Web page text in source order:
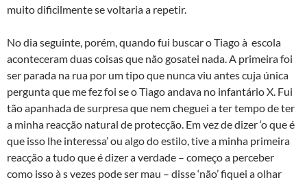
muito dificilmente se voltaria a repetir.
No dia seguinte, porém, quando fui buscar o Tiago à escola
aconteceram duas coisas que não gosatei nada. A primeira foi
ser parada na rua por um tipo que nunca viu antes cuja única
pergunta que me fez foi se o Tiago andava no infantário X. Fui
tão apanhada de surpresa que nem cheguei a ter tempo de ter
a minha reacção natural de protecção. Em vez de dizer ‘o que é
que isso lhe interessa’ ou algo do estilo, tive a minha primeira
reacção a tudo que é dizer a verdade – começo a perceber
como isso à s vezes pode ser mau – disse ‘não’ fiquei a olhar